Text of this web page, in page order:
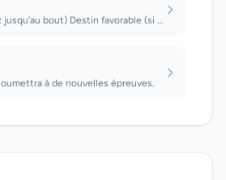
(si vous allez jusqu'au bout) Destin favorable (si vous vous perdez) Travail pén...
à de nouvelles épreuves.